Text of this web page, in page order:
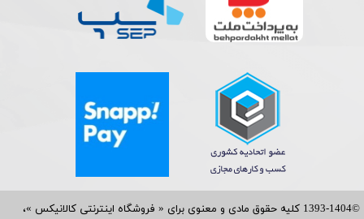
©1393-1404 کلیه حقوق مادی و معنوی برای « فروشگاه اینترنتی کالانیکس »،